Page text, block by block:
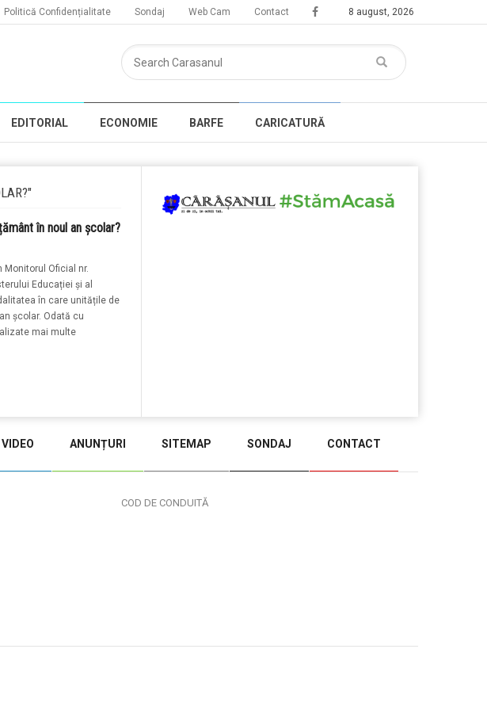
8 august, 2026
Politică Confidențialitate Sondaj Web Cam Contact
EDITORIAL ECONOMIE BARFE CARICATURĂ
în noul an școlar?
Monitorul Oficial nr.
Educației și al
în care unitățile de
școlar. Odată cu
mai multe
VIDEO ANUNȚURI SITEMAP SONDAJ CONTACT
COD DE CONDUITĂ